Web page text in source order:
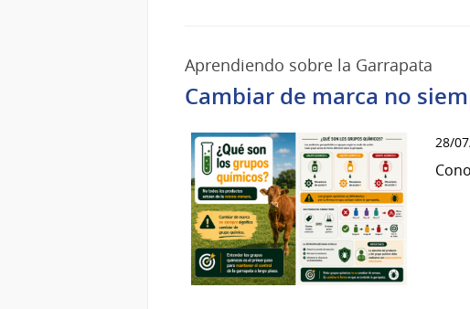
Aprendiendo sobre la Garrapata
Cambiar de marca no
28/